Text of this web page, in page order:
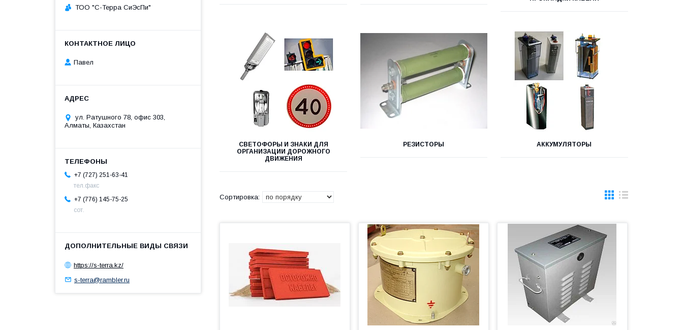
СВЕТОФОРЫ И ЗНАКИ ДЛЯ
ОРГАНИЗАЦИИ ДОРОЖНОГО
ДВИЖЕНИЯ
РЕЗИСТОРЫ АККУМУЛЯТОРЫ
ТОО "С-Терра СиЭсПи"
Павел
ул. Ратушного 78, офис 303,
Алматы, Казахстан
+7 (727) 251-63-41
тел.факс
+7 (776) 145-75-25
сот.
https://s-terra.kz/
s-terra@rambler.ru